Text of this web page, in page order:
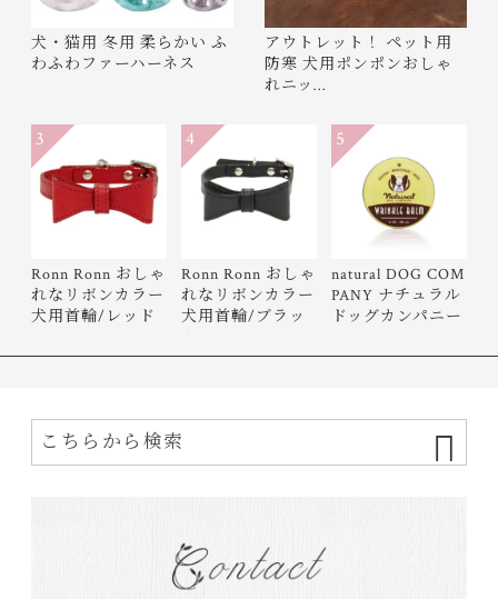
犬・猫用 冬用 柔らかい ふ
わふわファーハーネス
アウトレット！ ペット用
防寒 犬用ポンポンおしゃ
れニッ…
Ronn Ronn おしゃ
れなリボンカラー
犬用首輪/レッド
3
Ronn Ronn おしゃ
れなリボンカラー
犬用首輪/ブラッ
4
natural DOG COM
PANY ナチュラル
ドッグカンパニー
5